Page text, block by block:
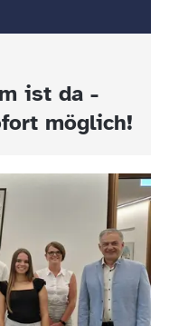
ist da -
möglich!